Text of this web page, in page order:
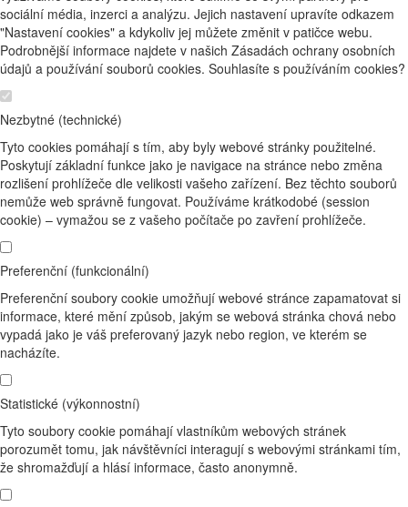
sociální média, inzerci a analýzu. Jejich nastavení upravíte odkazem
"Nastavení cookies" a kdykoliv jej můžete změnit v patičce webu.
Podrobnější informace najdete v našich Zásadách ochrany osobních
údajů a používání souborů cookies. Souhlasíte s používáním cookies?
Nezbytné (technické)
Tyto cookies pomáhají s tím, aby byly webové stránky použitelné.
Poskytují základní funkce jako je navigace na stránce nebo změna
rozlišení prohlížeče dle velikosti vašeho zařízení. Bez těchto souborů
nemůže web správně fungovat. Používáme krátkodobé (session
cookie) – vymažou se z vašeho počítače po zavření prohlížeče.
Preferenční (funkcionální)
Preferenční soubory cookie umožňují webové stránce zapamatovat si
informace, které mění způsob, jakým se webová stránka chová nebo
vypadá jako je váš preferovaný jazyk nebo region, ve kterém se
nacházíte.
Statistické (výkonnostní)
Tyto soubory cookie pomáhají vlastníkům webových stránek
porozumět tomu, jak návštěvníci interagují s webovými stránkami tím,
že shromažďují a hlásí informace, často anonymně.